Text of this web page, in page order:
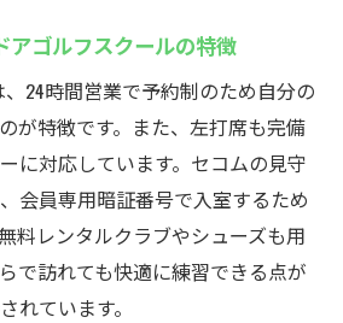
アゴルフスクールの特徴
、24時間営業で予約制のため自分の
が特徴です。また、左打席も完備
に対応しています。セコムの見守
会員専用暗証番号で入室するため
料レンタルクラブやシューズも用
で訪れても快適に練習できる点が
れています。